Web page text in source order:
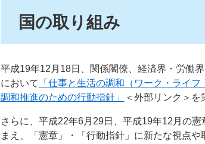
国の取り組み
平成19年12月18日、関係閣僚、経済界・労働
において 「仕事と生活の調和（ワーク・ライフ
調和推進のための行動指針」
＜外部リンク＞ を
さらに、平成22年6月29日、平成19年12月の
まえ、「憲章」・「行動指針」に新たな視点